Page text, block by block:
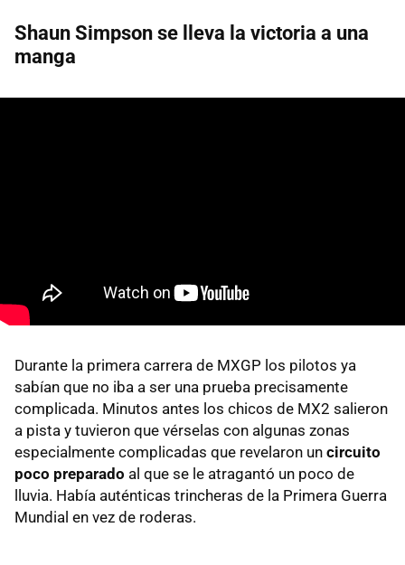
Shaun Simpson se lleva la victoria a una
manga
Durante la primera carrera de MXGP los pilotos ya
sabían que no iba a ser una prueba precisamente
complicada. Minutos antes los chicos de MX2 salieron
a pista y tuvieron que vérselas con algunas zonas
especialmente complicadas que revelaron un circuito
poco preparado al que se le atragantó un poco de
lluvia. Había auténticas trincheras de la Primera Guerra
Mundial en vez de roderas.